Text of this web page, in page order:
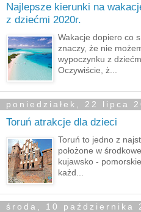
Najlepsze kierunki na
z dziećmi 2020r.
Wakacje dopiero co
znaczy, że nie
wypoczynku z
Oczywiście, ż...
poniedziałek, 22 lipca
Toruń atrakcje dla dzieci
Toruń to jedno z
położone w
kujawsko -
każd...
środa, 10 października